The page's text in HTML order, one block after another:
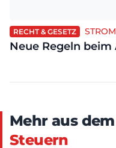
RECHT & GESETZ
Neue Regeln
Mehr aus
Steuern